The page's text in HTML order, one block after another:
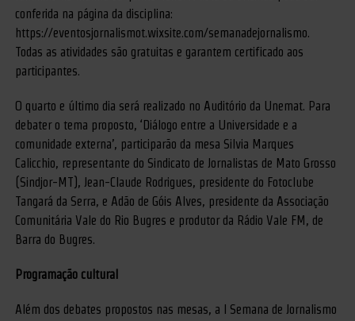
conferida na página da disciplina:
https://eventosjornalismot.wixsite.com/semanadejornalismo.
Todas as atividades são gratuitas e garantem certificado aos
participantes.
O quarto e último dia será realizado no Auditório da Unemat. Para
debater o tema proposto, ‘Diálogo entre a Universidade e a
comunidade externa’, participarão da mesa Silvia Marques
Calicchio, representante do Sindicato de Jornalistas de Mato Grosso
(Sindjor-MT), Jean-Claude Rodrigues, presidente do Fotoclube
Tangará da Serra, e Adão de Góis Alves, presidente da Associação
Comunitária Vale do Rio Bugres e produtor da Rádio Vale FM, de
Barra do Bugres.
Programação cultural
Além dos debates propostos nas mesas, a I Semana de Jornalismo